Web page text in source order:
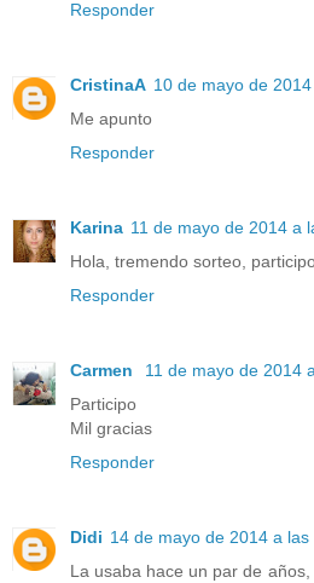
Responder
CristinaA 10 de mayo de
Me apunto
Responder
Karina 11 de mayo de 2014 a
Hola, tremendo sorteo,
Responder
Carmen
11 de mayo de 2014
Participo
Mil gracias
Responder
Didi 14 de mayo de 2014 a las
La usaba hace un par de